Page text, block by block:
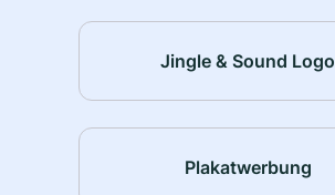
Jingle & Sound Logo
Plakatwerbung